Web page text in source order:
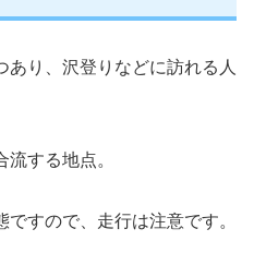
あり、沢登りなどに訪れる人
する地点。
すので、走行は注意です。